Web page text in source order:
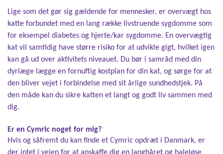
Lige som det gør sig gældende for mennesker, er overvægt hos
katte forbundet med en lang række livstruende sygdomme som
for eksempel diabetes og hjerte/kar sygdomme. En overvægtig
kat vil samtidig have større risiko for at udvikle gigt, hvilket igen
kan gå ud over aktivitets niveauet. Du bør i samråd med din
dyrlæge lægge en fornuftig kostplan for din kat, og sørge for at
den bliver vejet i forbindelse med sit årlige sundhedstjek. På
den måde kan du sikre katten et langt og godt liv sammen med
dig.
Er en Cymric noget for mig?
Hvis og såfremt du kan finde et Cymric opdræt i Danmark, er